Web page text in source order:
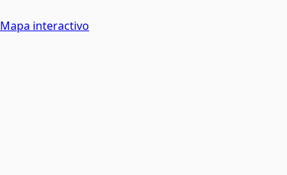
Mapa interactivo